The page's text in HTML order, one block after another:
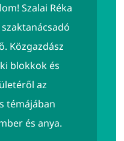
Szalai Réka
Közgazdász
blokkok és
az
témájában
és anya.